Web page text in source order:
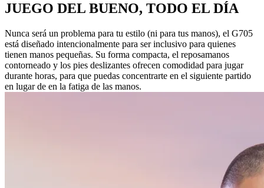
JUEGO DEL BUENO, TODO EL DÍA
Nunca será un problema para tu estilo (ni para tus manos), el G705
está diseñado intencionalmente para ser inclusivo para quienes
tienen manos pequeñas. Su forma compacta, el reposamanos
contorneado y los pies deslizantes ofrecen comodidad para jugar
durante horas, para que puedas concentrarte en el siguiente partido
en lugar de en la fatiga de las manos.